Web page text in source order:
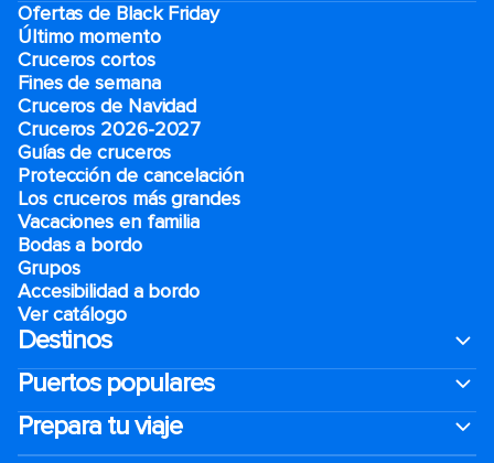
Ofertas de Black Friday
Último momento
Cruceros cortos
Fines de semana
Cruceros de Navidad
Cruceros 2026-2027
Guías de cruceros
Protección de cancelación
Los cruceros más grandes
Vacaciones en familia
Bodas a bordo
Grupos
Accesibilidad a bordo
Ver catálogo
Destinos
Puertos populares
Prepara tu viaje